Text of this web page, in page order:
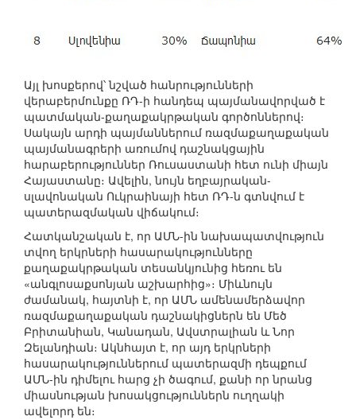
Այլ խոսքերով՝ նշված հանրությունների
վերաբերմունքը ՌԴ-ի հանդեպ պայմանավորված է
պատմական-քաղաքակրթական գործոններով։
Սակայն արդի պայմաններում ռազմաքաղաքական
պայմանագրերի առումով դաշնակցային
հարաբերություններ Ռուսաստանի հետ ունի միայն
Հայաստանը։ Ավելին, նույն եղբայրական-
սլավոնական Ուկրաինայի հետ ՌԴ-ն գտնվում է
պատերազմական վիճակում։
Հատկանշական է, որ ԱՄՆ-ին նախապատվություն
տվող երկրների հասարակությունները
քաղաքակրթական տեսանկյունից հեռու են
«անգլոսաքսոնյան աշխարհից»։ Միևնույն
ժամանակ, հայտնի է, որ ԱՄՆ ամենամերձավոր
ռազմաքաղաքական դաշնակիցներն են Մեծ
Բրիտանիան, Կանադան, Ավստրալիան և Նոր
Զելանդիան։ Ակնհայտ է, որ այդ երկրների
հասարակություններում պատերազմի դեպքում
ԱՄՆ-ին դիմելու հարց չի ծագում, քանի որ նրանց
միասնության խոսակցություններն ուղղակի
ավելորդ են։